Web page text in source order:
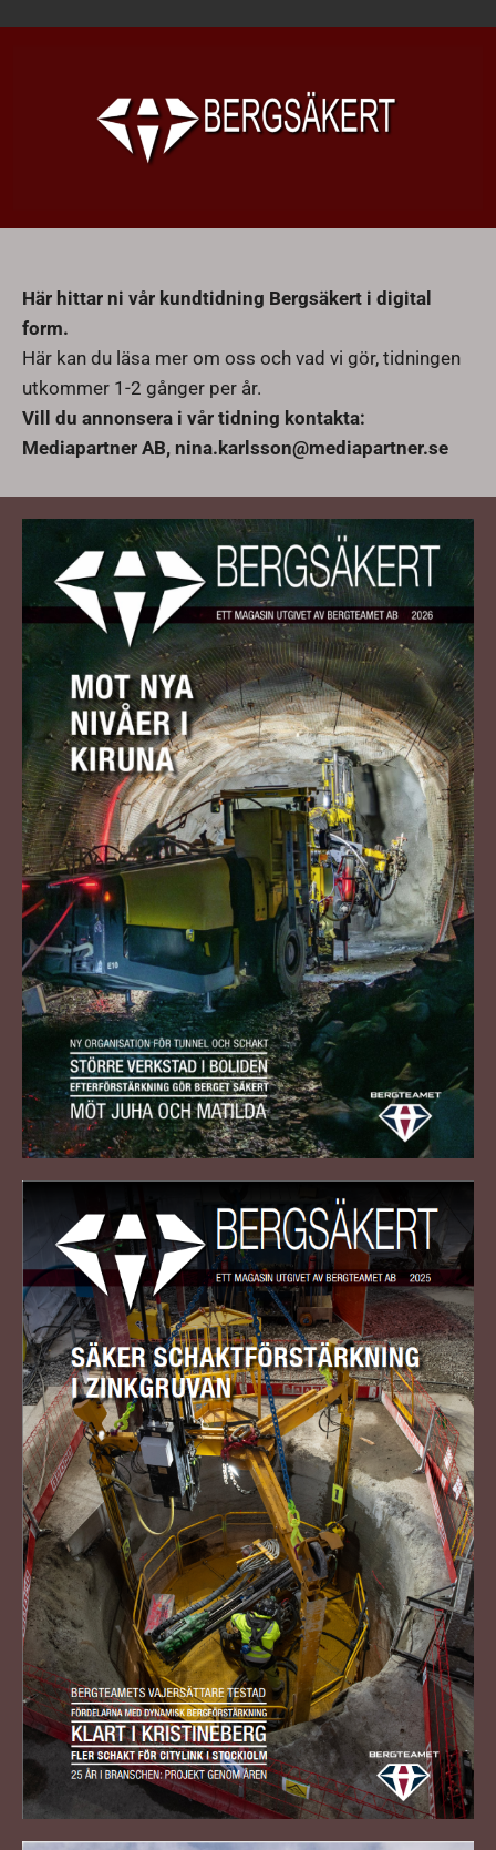
Här hittar ni vår kundtidning Bergsäkert i digital
form.
Här kan du läsa mer om oss och vad vi gör, tidningen
utkommer 1-2 gånger per år.
Vill du annonsera i vår tidning kontakta:
Mediapartner AB, nina.karlsson@mediapartner.se